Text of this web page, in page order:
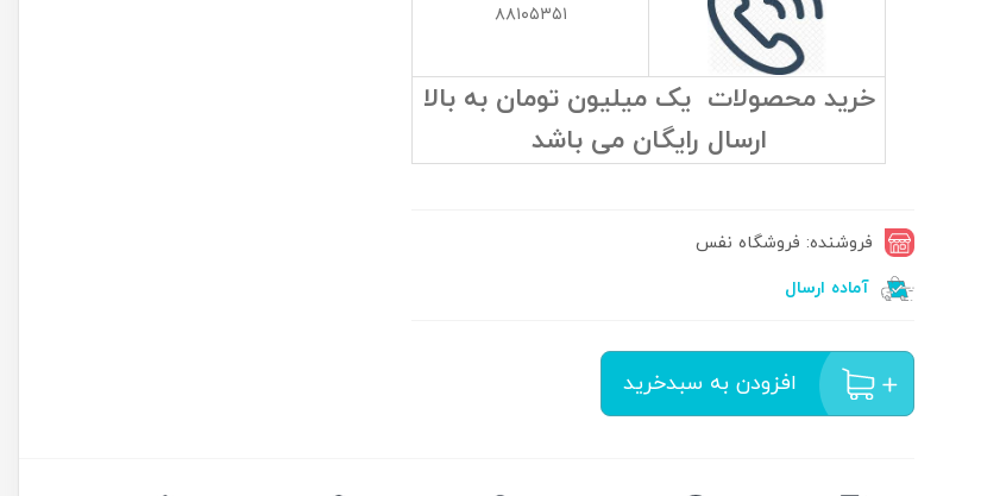
۸۸۱۰۵۳۵۱
خرید محصولات یک میلیون تومان به بالا
ارسال رایگان می باشد
فروشنده: فروشگاه نفس
آماده ارسال
افزودن به سبدخرید